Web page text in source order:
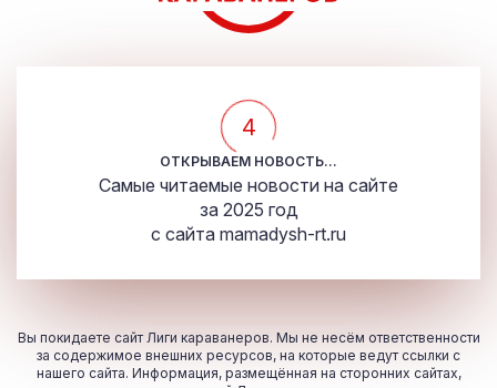
4
ОТКРЫВАЕМ НОВОСТЬ...
Самые читаемые новости на сайте
за 2025 год
с сайта mamadysh-rt.ru
Вы покидаете сайт Лиги караванеров. Мы не несём ответственности
за содержимое внешних ресурсов, на которые ведут ссылки с
нашего сайта. Информация, размещённая на сторонних сайтах,